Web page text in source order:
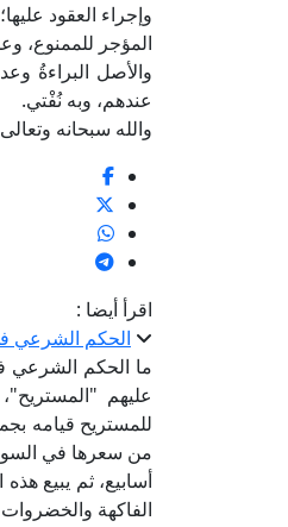
وإجراء العقود
المؤجر للممنوع،
والأصل البراءةُ
عندهم، وبه نُفْتي.
والله سبحانه
اقرأ أيضا :
الحكم الشرعي
ما الحكم الشرعي
عليهم
للمستريح قيامه
من سعرها في
أسابيع، ثم يبيع
الفاكهة